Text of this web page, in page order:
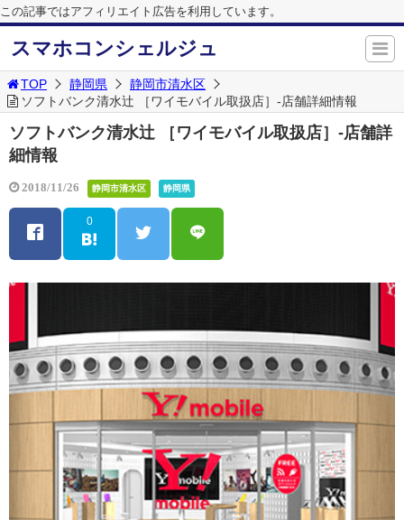
この記事ではアフィリエイト広告を利用しています。
スマホコンシェルジュ
TOP 静岡県
静岡市清水区
ソフトバンク清水辻 ［ワイモバイル取扱店］-店舗詳細情報
ソフトバンク清水辻 ［ワイモバイル取扱店］-店舗詳
細情報
2018/11/26 静岡市清水区 静岡県
0